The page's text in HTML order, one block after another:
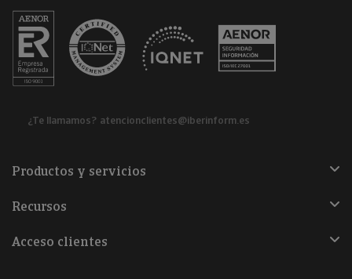
¿Te llamamos? atencionclientes@iberinform.es
Productos y servicios
Recursos
Acceso clientes